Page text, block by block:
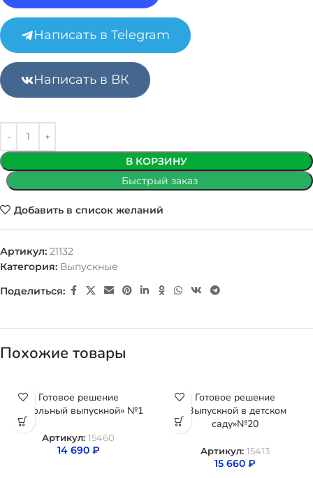
Написать в Telegram
Написать в ВК
В КОРЗИНУ
Быстрый заказ
Добавить в список желаний
Артикул: 21132
Категория: Выпускные
Поделиться:
Похожие товары
Готовое решение
«Школьный выпускной» №1
Артикул: 15460
14 690 ₽
Готовое решение
«Выпускной в детском
саду»№20
Артикул: 15413
15 660 ₽